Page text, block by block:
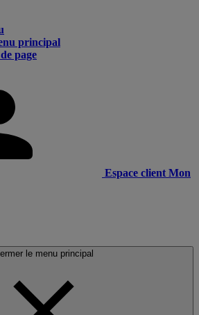
principal
page
Espace client Mon
le menu principal